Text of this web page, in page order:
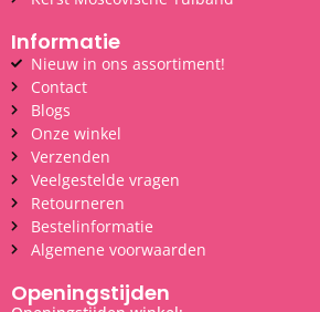
Informatie
Nieuw in ons assortiment!
Contact
Blogs
Onze winkel
Verzenden
Veelgestelde vragen
Retourneren
Bestelinformatie
Algemene voorwaarden
Openingstijden